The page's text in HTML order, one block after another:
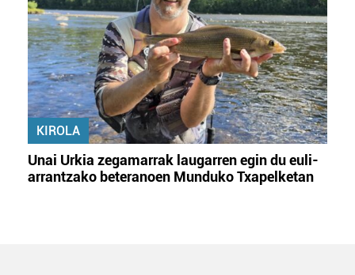
KIROLA
Unai Urkia zegamarrak laugarren egin du euli-
arrantzako beteranoen Munduko Txapelketan